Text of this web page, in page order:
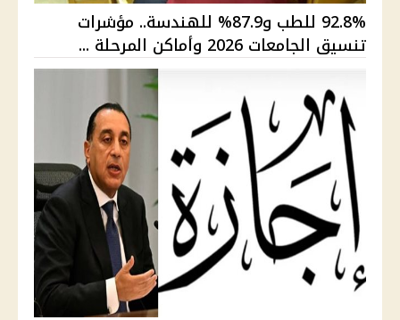
92.8% للطب و87.9% للهندسة.. مؤشرات
تنسيق الجامعات 2026 وأماكن المرحلة ...